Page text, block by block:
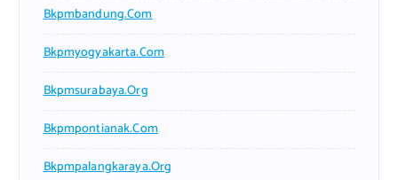
Bkpmbandung.com
Bkpmyogyakarta.com
Bkpmsurabaya.org
Bkpmpontianak.com
Bkpmpalangkaraya.org